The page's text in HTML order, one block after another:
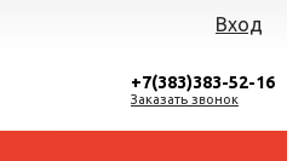
Вход
+7(383)383-52-16
Заказать звонок